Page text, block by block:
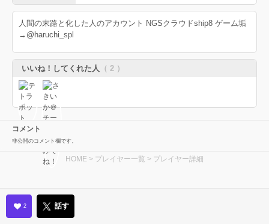
人間の末路と化した人のアカウント NGSクラウドship8 ゲーム垢
→@haruchi_spl
いいね！してくれた人 （ 2 ）
コメント
非公開のコメント欄です。
HOME > プレイヤー一覧 > プレイヤー詳細
2 話す